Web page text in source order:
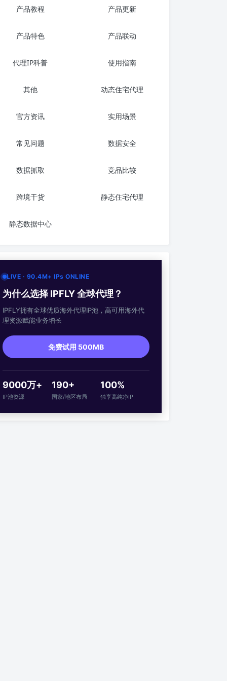
产品教程 产品更新
产品特色 产品联动
代理IP科普 使用指南
其他 动态住宅代理
官方资讯 实用场景
常见问题 数据安全
数据抓取 竞品比较
跨境干货 静态住宅代理
静态数据中心
LIVE · 90.4M+ IPs ONLINE
为什么选择 IPFLY 全球代理？
IPFLY拥有全球优质海外代理IP池，高可用海外代
理资源赋能业务增长
免费试用 500MB
9000万+
IP池资源
190+
国家/地区布局
100%
独享高纯净IP